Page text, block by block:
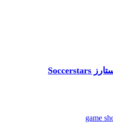
معرفی اسپانسر های ساکر استارز Soccerstars
game